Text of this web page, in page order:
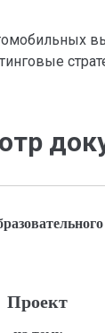
Проект